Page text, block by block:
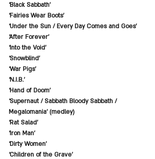
‘Black Sabbath’
‘Fairies Wear Boots’
‘Under the Sun / Every Day Comes and Goes’
‘After Forever’
‘Into the Void’
‘Snowblind’
‘War Pigs’
‘N.I.B.’
‘Hand of Doom’
‘Supernaut / Sabbath Bloody Sabbath /
Megalomania’ (medley)
‘Rat Salad’
‘Iron Man’
‘Dirty Women’
‘Children of the Grave’